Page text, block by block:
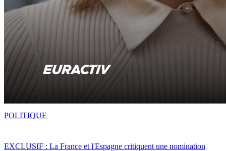
EXCLUSIF : La France et l'Espagne critiquent une nomination
POLITIQUE